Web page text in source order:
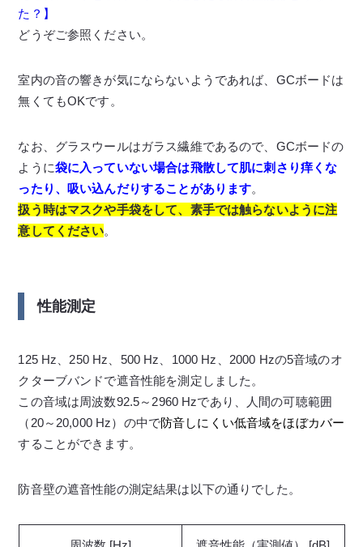
た？】
どうぞご参照ください。
室内の音の響きが気にならないようであれば、GCボードは
無くてもOKです。
なお、グラスウールはガラス繊維であるので、GCボードの
ように袋に入っていない場合は飛散して肌に刺さり痒くな
ったり、吸い込んだりすることがあります。
扱う時はマスクや手袋をして、素手では触らないように注
意してください。
性能測定
125 Hz、250 Hz、500 Hz、1000 Hz、2000 Hzの5音域のオ
クターブバンドで遮音性能を測定しました。
この音域は周波数92.5～2960 Hzであり、人間の可聴範囲
（20～20,000 Hz）の中で防音しにくい低音域をほぼカバー
することができます。
防音壁の遮音性能の測定結果は以下の通りでした。